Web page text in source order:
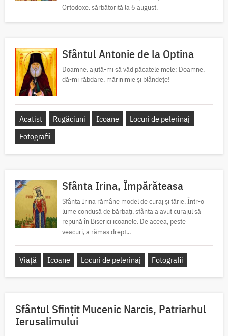
Ortodoxe, sărbătorită la 6 august.
Sfântul Antonie de la Optina
Doamne, ajută-mi să văd păcatele mele; Doamne,
dă-mi răbdare, mărinimie şi blândeţe!
Acatist Rugăciuni Icoane
Locuri de pelerinaj
Fotografii
Sfânta Irina, Împărăteasa
Sfânta Irina rămâne model de curaj și tărie. Într-o
lume condusă de bărbați, sfânta a avut curajul să
repună în Biserici icoanele. De aceea, peste
veacuri, a rămas drept...
Viață Icoane Locuri de pelerinaj Fotografii
Sfântul Sfinţit Mucenic Narcis, Patriarhul
Ierusalimului